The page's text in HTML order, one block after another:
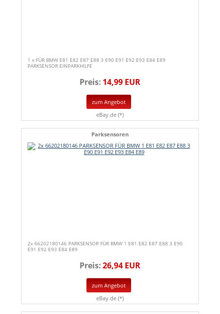
1 x FÜR BMW E81 E82 E87 E88 3 E90 E91 E92 E93 E84 E89
PARKSENSOR EINPARKHILFE
Preis: 14,99 EUR
zum Angebot
eBay.de (*)
Parksensoren
2x 66202180146 PARKSENSOR FÜR BMW 1 E81 E82 E87 E88 3 E90
E91 E92 E93 E84 E89
Preis:26,94 EUR
zum Angebot
eBay.de (*)